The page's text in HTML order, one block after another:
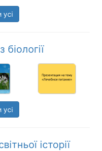
усі
біології
усі
історії